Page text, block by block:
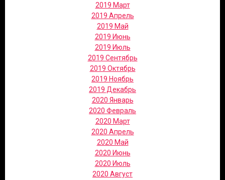
2019 Март
2019 Апрель
2019 Май
2019 Июнь
2019 Июль
2019 Сентябрь
2019 Октябрь
2019 Ноябрь
2019 Декабрь
2020 Январь
2020 Февраль
2020 Март
2020 Апрель
2020 Май
2020 Июнь
2020 Июль
2020 Август